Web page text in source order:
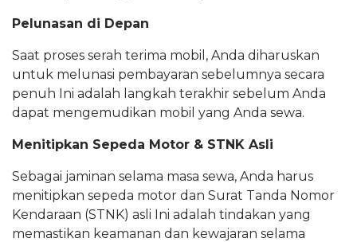
Pelunasan di Depan
Saat proses serah terima mobil, Anda diharuskan
untuk melunasi pembayaran sebelumnya secara
penuh Ini adalah langkah terakhir sebelum Anda
dapat mengemudikan mobil yang Anda sewa.
Menitipkan Sepeda Motor & STNK Asli
Sebagai jaminan selama masa sewa, Anda harus
menitipkan sepeda motor dan Surat Tanda Nomor
Kendaraan (STNK) asli Ini adalah tindakan yang
memastikan keamanan dan kewajaran selama